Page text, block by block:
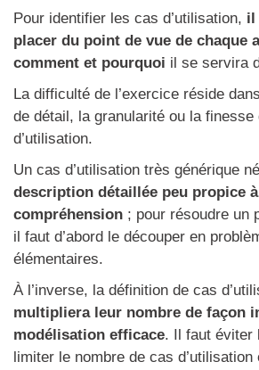
Pour identifier les cas d’utilisation, il
placer du point de vue de chaque
comment et pourquoi il se servira
La difficulté de l’exercice réside
de détail, la granularité ou la finesse
d’utilisation.
Un cas d’utilisation très générique
description détaillée peu propice
compréhension ; pour résoudre un
il faut d’abord le découper en
élémentaires.
À l’inverse, la définition de cas
multipliera leur nombre de façon
modélisation efficace. Il faut éviter
limiter le nombre de cas